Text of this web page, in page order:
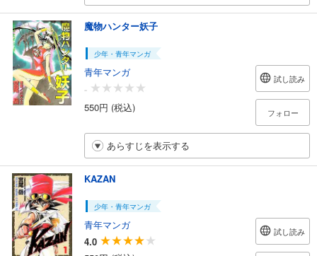
魔物ハンター妖子
少年・青年マンガ
青年マンガ
-
550円 (税込)
試し読み
フォロー
あらすじを表示する
KAZAN
少年・青年マンガ
青年マンガ
4.0
試し読み